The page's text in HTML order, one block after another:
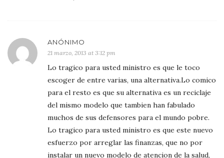
ANÓNIMO
21 marzo, 2013 at 3:12 pm
Lo tragico para usted ministro es que le toco
escoger de entre varias, una alternativa.Lo comico
para el resto es que su alternativa es un reciclaje
del mismo modelo que tambien han fabulado
muchos de sus defensores para el mundo pobre.
Lo tragico para usted ministro es que este nuevo
esfuerzo por arreglar las finanzas, que no por
instalar un nuevo modelo de atencion de la salud,